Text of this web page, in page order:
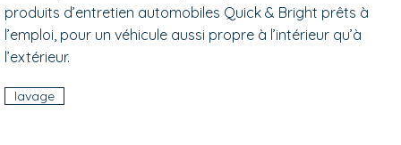
produits d’entretien automobiles Quick & Bright prêts à
l’emploi, pour un véhicule aussi propre à l’intérieur qu’à
l’extérieur.
lavage